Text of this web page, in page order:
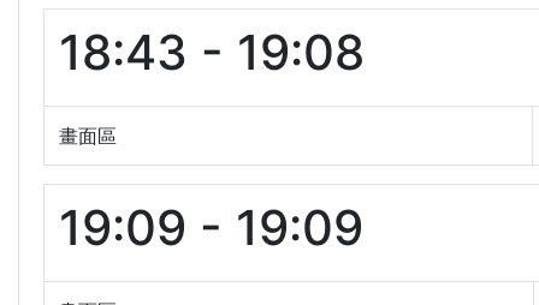
18:43 - 19:08
畫面區
19:09 - 19:09